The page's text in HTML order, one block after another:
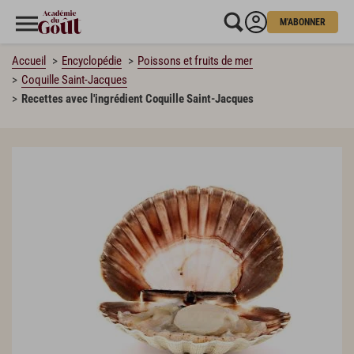
M'ABONNER
Accueil Encyclopédie
Poissons et fruits de mer
Coquille Saint-Jacques
Recettes avec l'ingrédient Coquille Saint-Jacques